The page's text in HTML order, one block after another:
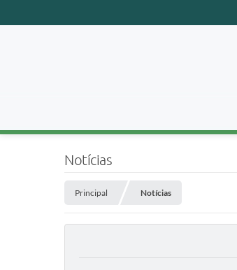
Notícias
Principal Notícias